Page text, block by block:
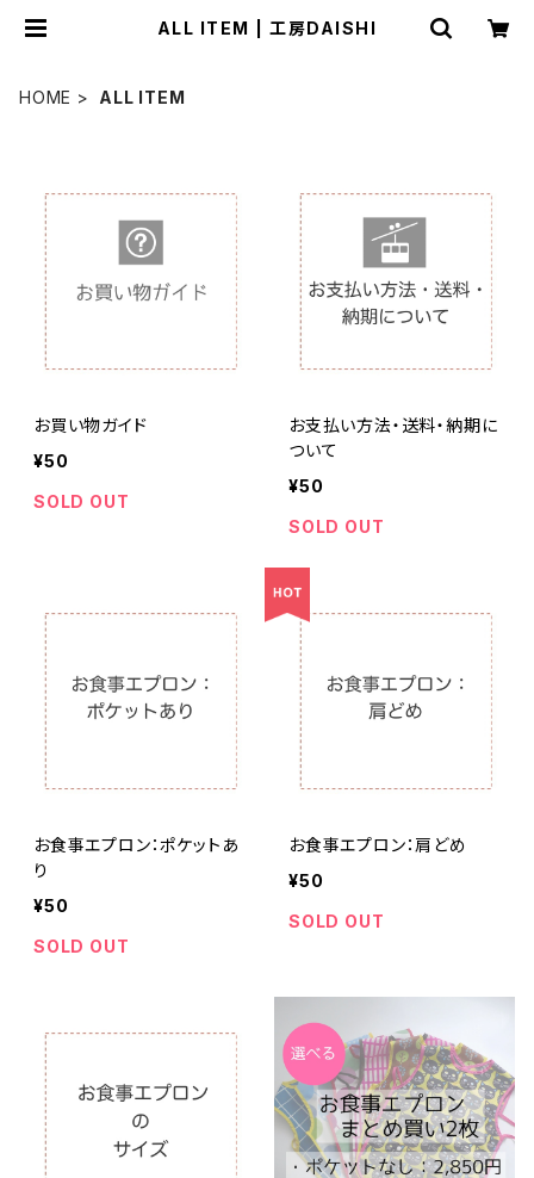
ALL ITEM | 工房DAISHI
HOME ALL ITEM
お買い物ガイド
¥50
SOLD OUT
お支払い方法・送料・納期に
ついて
¥50
SOLD OUT
お食事エプロン：ポケットあ
り
¥50
SOLD OUT
お食事エプロン：肩どめ
¥50
SOLD OUT